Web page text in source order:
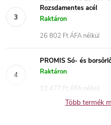
Rozsdamentes acél
Raktáron
26 802 Ft ÁFA nélkül
PROMIS Só- és
Raktáron
13 477 Ft ÁFA nélkül
Több termék